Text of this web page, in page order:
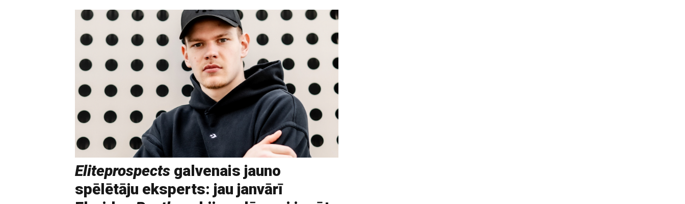
Eliteprospects galvenais jauno
spēlētāju eksperts: jau janvārī